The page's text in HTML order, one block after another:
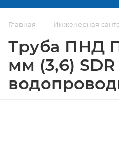
Главная — Инженерная
Труба ПНД
мм (3,6) SDR